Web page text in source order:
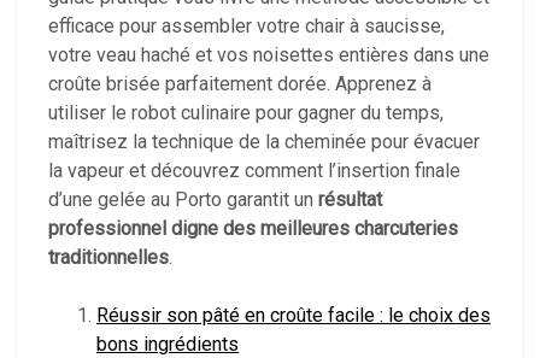
efficace pour assembler votre chair à saucisse,
votre veau haché et vos noisettes entières dans une
croûte brisée parfaitement dorée. Apprenez à
utiliser le robot culinaire pour gagner du temps,
maîtrisez la technique de la cheminée pour évacuer
la vapeur et découvrez comment l’insertion finale
d’une gelée au Porto garantit un résultat
professionnel digne des meilleures charcuteries
traditionnelles.
Réussir son pâté en croûte facile : le choix des
bons ingrédients